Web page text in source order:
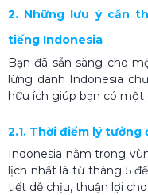
2. Những lưu ý cần
tiếng Indonesia
Bạn đã sẵn sàng cho
lừng danh Indonesia
hữu ích giúp bạn có một
2.1. Thời điểm lý tưởng
Indonesia nằm trong
lịch nhất là từ tháng 5
tiết dễ chịu, thuận lợi